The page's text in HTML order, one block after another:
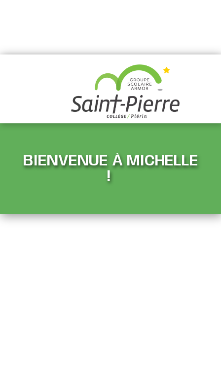
BIENVENUE À MICHELLE
!